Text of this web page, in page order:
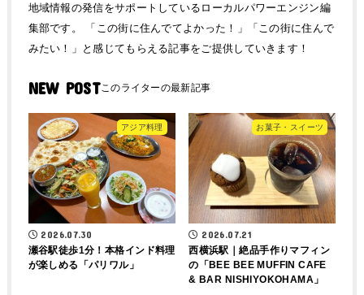
地域情報の発信をサポートしているローカルパワーエンジン編
集部です。 「この街に住んでてよかった！」「この街に住んで
みたい！」と感じてもらえる記事をご提供していきます！
NEW POST
アジア料理
2026.07.30
瀬谷駅徒歩1分！本格インド料理
が楽しめる「パリワル」
お菓子・スイーツ
2026.07.21
西横浜駅｜絶品手作りマフィン
の「BEE BEE MUFFIN CAFE
& BAR NISHIYOKOHAMA」